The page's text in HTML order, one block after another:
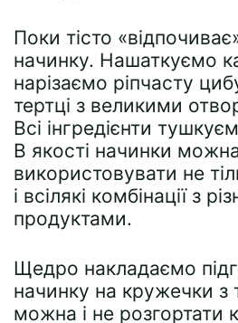
Поки тісто
начинку. Нашаткуємо
нарізаємо ріпчасту
тертці з великими
Всі інгредієнти
В якості начинки
використовувати не
і всілякі комбінації з
продуктами.
Щедро накладаємо
начинку на кружечки з
можна і не розгортати